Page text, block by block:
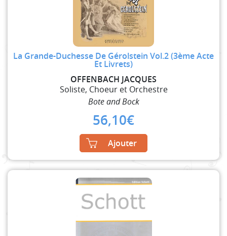
La Grande-Duchesse De Gérolstein Vol.2 (3ème Acte
Et Livrets)
OFFENBACH JACQUES
Soliste, Choeur et Orchestre
Bote and Bock
56,10€
Ajouter